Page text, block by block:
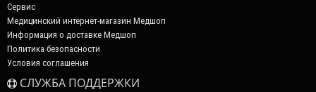
Сервис
Медицинский интернет-магазин Медшоп
Информация о доставке Медшоп
Политика безопасности
Условия соглашения
СЛУЖБА ПОДДЕРЖКИ